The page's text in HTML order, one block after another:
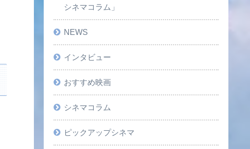
シネマコラム」
NEWS
インタビュー
おすすめ映画
シネマコラム
ピックアップシネマ